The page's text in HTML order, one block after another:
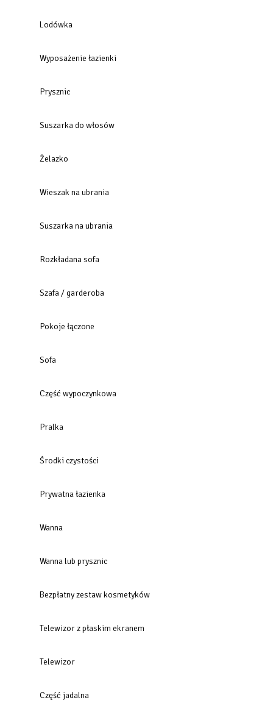
Lodówka
Wyposażenie łazienki
Prysznic
Suszarka do włosów
Żelazko
Wieszak na ubrania
Suszarka na ubrania
Rozkładana sofa
Szafa / garderoba
Pokoje łączone
Sofa
Część wypoczynkowa
Pralka
Środki czystości
Prywatna łazienka
Wanna
Wanna lub prysznic
Bezpłatny zestaw kosmetyków
Telewizor z płaskim ekranem
Telewizor
Część jadalna